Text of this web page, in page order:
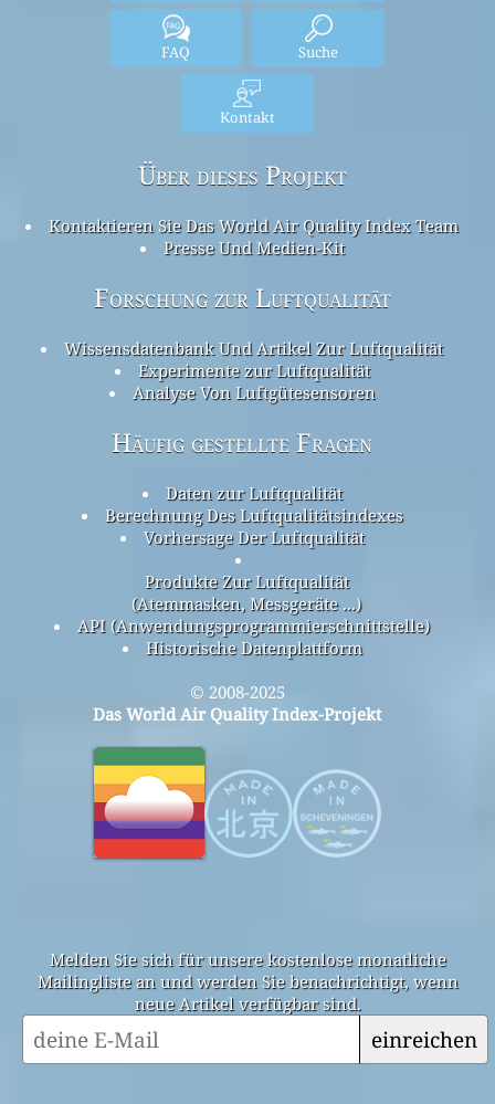
FAQ Suche
Kontakt
Über dieses Projekt
Kontaktieren Sie Das World Air Quality Index Team
Presse Und Medien-Kit
Forschung zur Luftqualität
Wissensdatenbank Und Artikel Zur Luftqualität
Experimente zur Luftqualität
Analyse Von Luftgütesensoren
Häufig gestellte Fragen
Daten zur Luftqualität
Berechnung Des Luftqualitätsindexes
Vorhersage Der Luftqualität
Produkte Zur Luftqualität
(Atemmasken, Messgeräte ...)
API (Anwendungsprogrammierschnittstelle)
Historische Datenplattform
© 2008-2025
Das World Air Quality Index-Projekt
Melden Sie sich für unsere kostenlose monatliche
Mailingliste an und werden Sie benachrichtigt, wenn
neue Artikel verfügbar sind.
einreichen